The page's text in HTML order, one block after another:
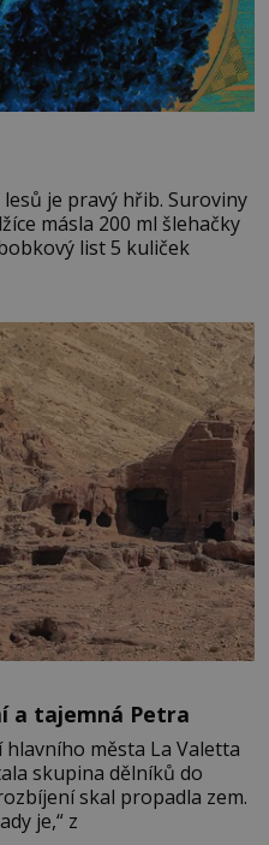
pravý hřib. Suroviny
másla 200 ml šlehačky
list 5 kuliček
a tajemná Petra
města La Valetta
skupina dělníků do
skal propadla zem.
je,“ z